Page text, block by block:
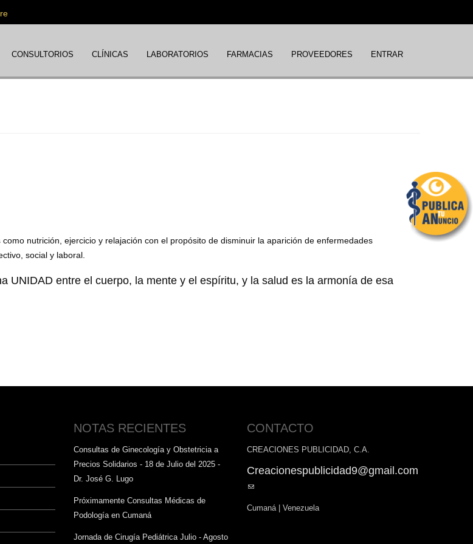
CONSULTORIOS CLÍNICAS LABORATORIOS FARMACIAS PROVEEDORES ENTRAR
nutrición, ejercicio y relajación con el propósito de disminuir la aparición de enfermedades
social y laboral.
UNIDAD entre el cuerpo, la mente y el espíritu, y la salud es la armonía de esa
NOTAS RECIENTES
Consultas de Ginecología y Obstetricia a
Precios Solidarios - 18 de Julio del 2025 -
Dr. José G. Lugo
Próximamente Consultas Médicas de
Podología en Cumaná
Jornada de Cirugía Pediátrica Julio - Agosto
CONTACTO
CREACIONES PUBLICIDAD, C.A.
Creacionespublicidad9@gmail.com
(link
Cumaná | Venezuela